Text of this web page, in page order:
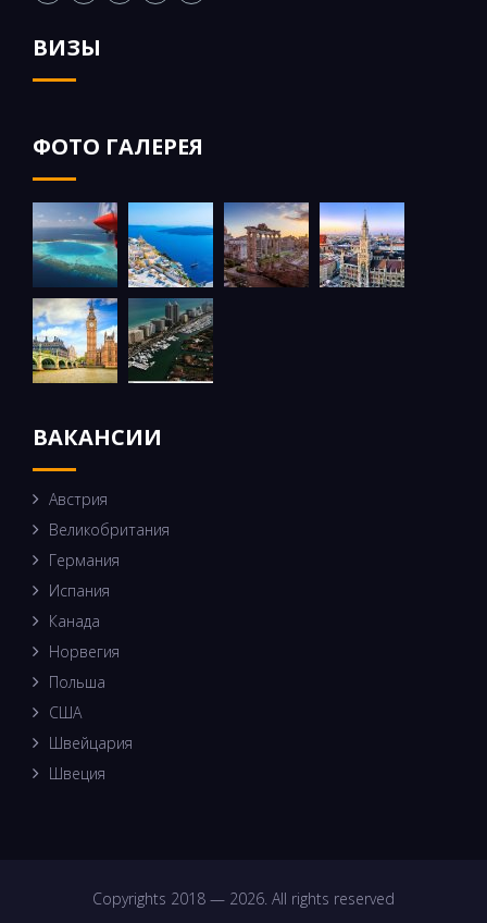
ВИЗЫ
ФОТО ГАЛЕРЕЯ
ВАКАНСИИ
Австрия
Великобритания
Германия
Испания
Канада
Норвегия
Польша
США
Швейцария
Швеция
Copyrights 2018 — 2026. All rights reserved